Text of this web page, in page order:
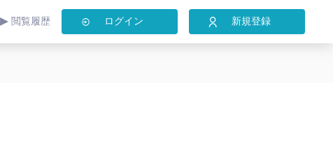
閲覧履歴 ログイン 新規登録